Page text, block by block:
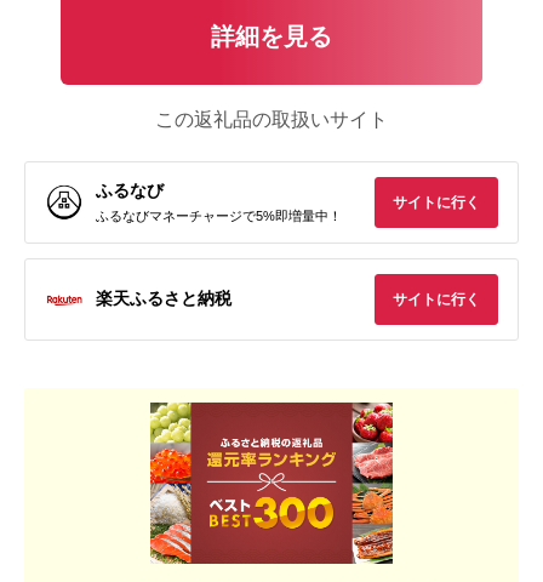
詳細を見る
この返礼品の取扱いサイト
ふるなび
ふるなびマネーチャージで5%即増量中！
サイトに行く
楽天ふるさと納税 サイトに行く